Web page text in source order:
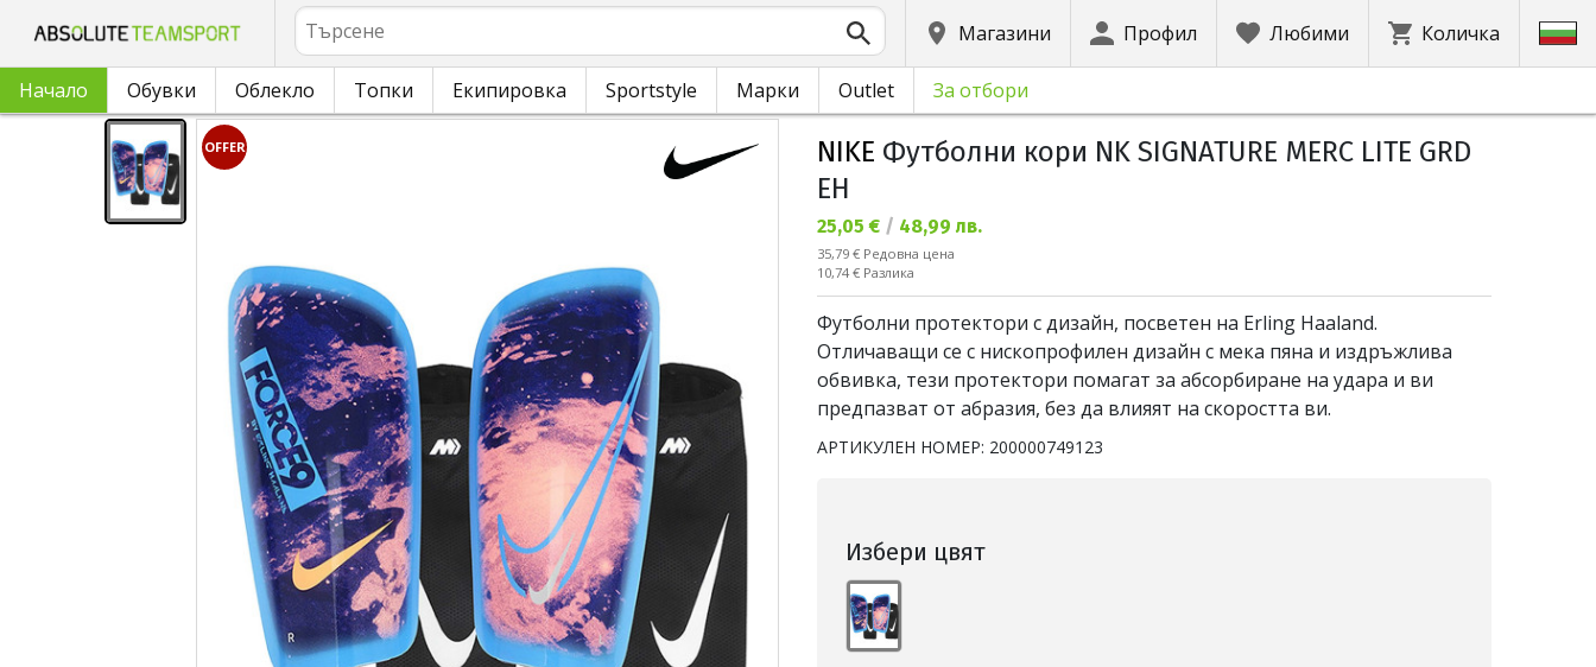
Търсене
Магазини Профил Любими Количка
Начало Обувки Облекло Топки Екипировка Sportstyle Марки Outlet За отбори
OFFER NIKE Футболни кори NK SIGNATURE MERC LITE GRD
EH
Текуща цена:
25,05 € / 48,99 лв.
Редовна цена:
35,79 € Редовна цена
Спестявате:
10,74 € Разлика
Футболни протектори с дизайн, посветен на Erling Haaland.
Отличаващи се с нископрофилен дизайн с мека пяна и издръжлива
обвивка, тези протектори помагат за абсорбиране на удара и ви
предпазват от абразия, без да влияят на скоростта ви.
АРТИКУЛЕН НОМЕР: 200000749123
Избери цвят